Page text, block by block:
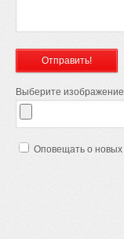
Выберите
Оповещать о новых